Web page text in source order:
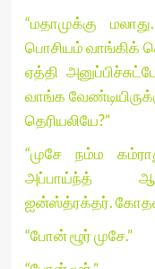
“மதாமுக்கு
பொசியம் வாங்கிக்
ஏத்தி
வாங்க
தெரியலியே?”
“முசே நம்ம
அப்பாய்ந்த்
ஐன்ஸ்த்ரக்தர்.
“போன் ழூர் முசே.”